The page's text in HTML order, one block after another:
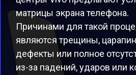
матрицы экрана телефона.
Причинами для такой
являются трещины,
дефекты или полное
из-за падений, ударов или